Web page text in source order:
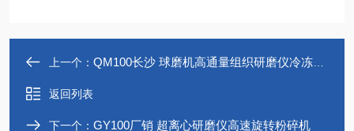
上一个： QM100长沙 球磨机高通量组织研磨仪冷冻研磨仪
返回列表
下一个： GY100厂销 超离心研磨仪高速旋转粉碎机